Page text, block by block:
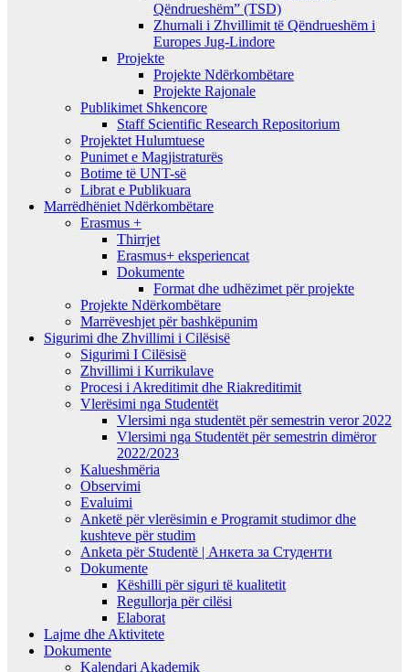
Qëndrueshëm” (TSD)
Zhurnali i Zhvillimit të Qëndrueshëm i
Europes Jug-Lindore
Projekte
Projekte Ndërkombëtare
Projekte Rajonale
Publikimet Shkencore
Staff Scientific Research Repositorium
Projektet Hulumtuese
Punimet e Magjistraturës
Botime të UNT-së
Librat e Publikuara
Marrëdhëniet Ndërkombëtare
Erasmus +
Thirrjet
Erasmus+ eksperiencat
Dokumente
Format dhe udhëzimet për projekte
Projekte Ndërkombëtare
Marrëveshjet për bashkëpunim
Sigurimi dhe Zhvillimi i Cilësisë
Sigurimi I Cilësisë
Zhvillimi i Kurrikulave
Procesi i Akreditimit dhe Riakreditimit
Vlerësimi nga Studentët
Vlersimi nga studentët për semestrin veror 2022
Vlersimi nga Studentët për semestrin dimëror
2022/2023
Kalueshmëria
Observimi
Evaluimi
Anketë për vlerësimin e Programit studimor dhe
kushteve për studim
Anketa për Studentë | Анкета за Студенти
Dokumente
Këshilli për siguri të kualitetit
Regullorja për cilësi
Elaborat
Lajme dhe Aktivitete
Dokumente
Kalendari Akademik